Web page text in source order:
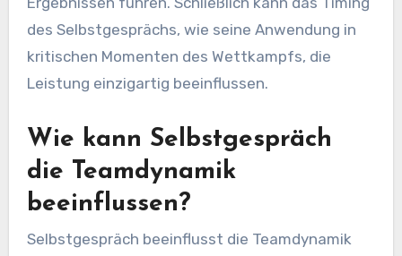
des Selbstgesprächs, wie seine Anwendung in
kritischen Momenten des Wettkampfs, die
Leistung einzigartig beeinflussen.
Wie kann Selbstgespräch
die Teamdynamik
beeinflussen?
Selbstgespräch beeinflusst die Teamdynamik